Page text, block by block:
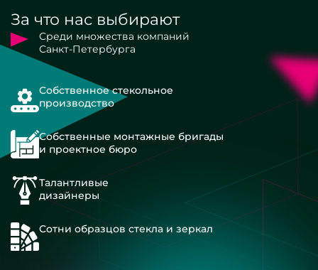
За что нас выбирают
Среди множества компаний
Санкт-Петербурга
Собственное стекольное
производство
Собственные монтажные бригады
и проектное бюро
Талантливые
дизайнеры
Сотни образцов стекла и зеркал